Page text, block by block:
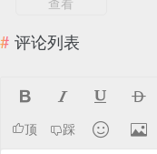
评论列表
   
顶 踩  